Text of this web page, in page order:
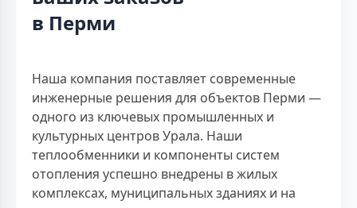
в Перми
Наша компания поставляет современные
инженерные решения для объектов Перми —
одного из ключевых промышленных и
культурных центров Урала. Наши
теплообменники и компоненты систем
отопления успешно внедрены в жилых
комплексах, муниципальных зданиях и на